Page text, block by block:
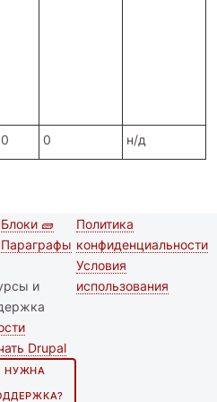
0 0 н/д
🧱
Параграфы
и
Drupal
НУЖНА
Футер меню
Политика
конфиденциальности
Условия
использования